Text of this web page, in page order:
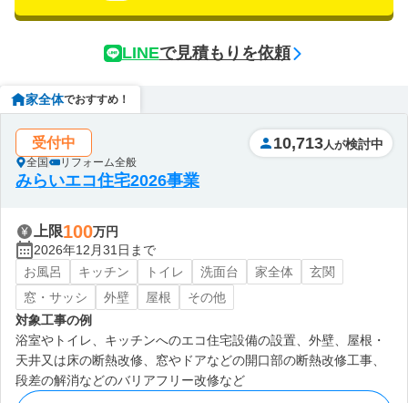
LINEで見積もりを依頼
家全体でおすすめ！
受付中
全国 リフォーム全般
10,713 人が検討中
みらいエコ住宅2026事業
上限100万円
2026年12月31日まで
お風呂
キッチン トイレ 洗面台 家全体
玄関
窓・サッシ
外壁 屋根
その他
対象工事の例
浴室やトイレ、キッチンへのエコ住宅設備の設置、外壁、屋根・
天井又は床の断熱改修、窓やドアなどの開口部の断熱改修工事、
段差の解消などのバリアフリー改修など